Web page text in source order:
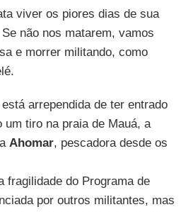
viver os piores dias de sua
não nos matarem, vamos
e morrer militando, como
arrependida de ter entrado
um tiro na praia de Mauá, a
Ahomar, pescadora desde os
fragilidade do Programa de
por outros militantes, mas